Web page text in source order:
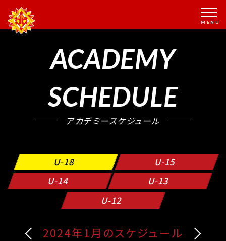
ACADEMY
SCHEDULE
アカデミースケジュール
U-18
U-15
U-14
U-13
U-12
2024年1月のスケジュール